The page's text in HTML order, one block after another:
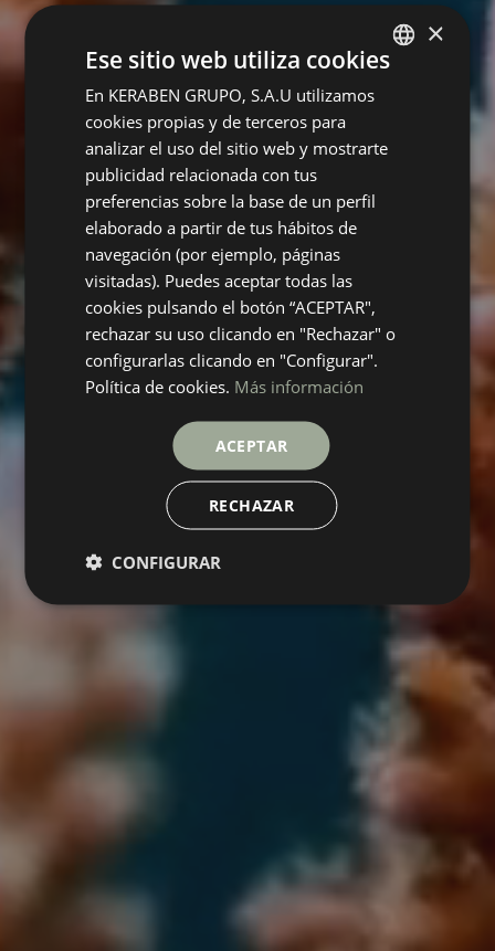
×
Ese sitio web utiliza cookies
En KERABEN GRUPO, S.A.U utilizamos
cookies propias y de terceros para
analizar el uso del sitio web y mostrarte
publicidad relacionada con tus
preferencias sobre la base de un perfil
elaborado a partir de tus hábitos de
navegación (por ejemplo, páginas
visitadas). Puedes aceptar todas las
cookies pulsando el botón “ACEPTAR",
rechazar su uso clicando en "Rechazar" o
configurarlas clicando en "Configurar".
Política de cookies. Más información
ACEPTAR
RECHAZAR
CONFIGURAR